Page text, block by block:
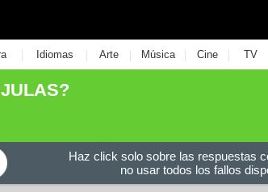
| Idiomas | Arte | Música | Cine | TV
Haz click solo sobre las respuestas
no usar todos los fallos